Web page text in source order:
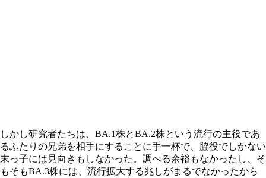
しかし研究者たちは、BA.1株とBA.2株という流行の主役であ
るふたりの兄弟を相手にすることに手一杯で、脇役でしかない
末っ子には見向きもしなかった。調べる余裕もなかったし、そ
もそもBA.3株には、流行拡大する兆しがまるでなかったから